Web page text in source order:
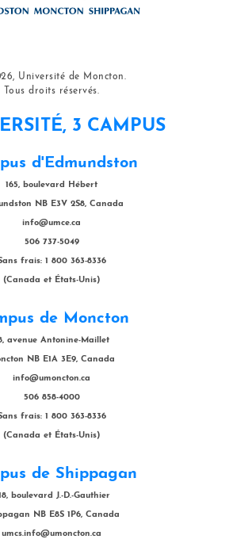
Université de Moncton.
Tous droits réservés.
3 CAMPUS
d'Edmundston
165, boulevard Hébert
NB E3V 2S8, Canada
info@umce.ca
506 737-5049
frais: 1 800 363-8336
(Canada et États-Unis)
de Moncton
avenue Antonine-Maillet
NB E1A 3E9, Canada
info@umoncton.ca
506 858-4000
frais: 1 800 363-8336
(Canada et États-Unis)
de Shippagan
boulevard J.-D.-Gauthier
NB E8S 1P6, Canada
umcs.info@umoncton.ca